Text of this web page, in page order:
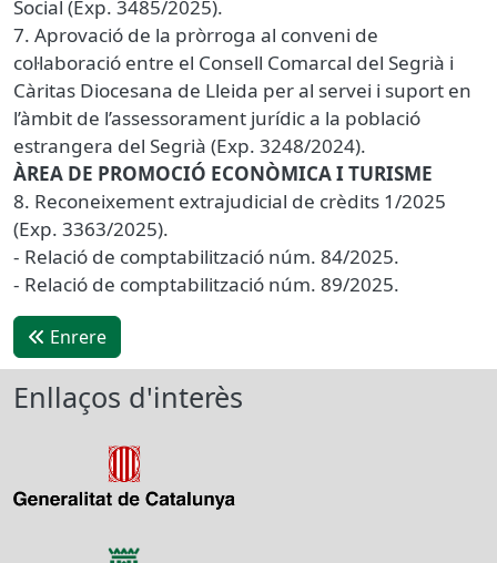
Social (Exp. 3485/2025).
7. Aprovació de la pròrroga al conveni de
col·laboració entre el Consell Comarcal del Segrià i
Càritas Diocesana de Lleida per al servei i suport en
l’àmbit de l’assessorament jurídic a la població
estrangera del Segrià (Exp. 3248/2024).
ÀREA DE PROMOCIÓ ECONÒMICA I TURISME
8. Reconeixement extrajudicial de crèdits 1/2025
(Exp. 3363/2025).
- Relació de comptabilització núm. 84/2025.
- Relació de comptabilització núm. 89/2025.
Enrere
Enllaços d'interès